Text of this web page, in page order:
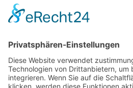
Gaststätten
Blog
Downloads
Fotogalerien